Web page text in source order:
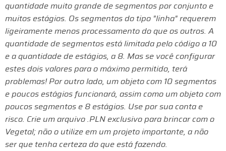
quantidade muito grande de segmentos por conjunto e
muitos estágios. Os segmentos do tipo "linha" requerem
ligeiramente menos processamento do que os outros. A
quantidade de segmentos está limitada pelo código a 10
e a quantidade de estágios, a 8. Mas se você configurar
estes dois valores para o máximo permitido, terá
problemas! Por outro lado, um objeto com 10 segmentos
e poucos estágios funcionará, assim como um objeto com
poucos segmentos e 8 estágios. Use por sua conta e
risco. Crie um arquivo .PLN exclusivo para brincar com o
Vegetal; não o utilize em um projeto importante, a não
ser que tenha certeza do que está fazendo.